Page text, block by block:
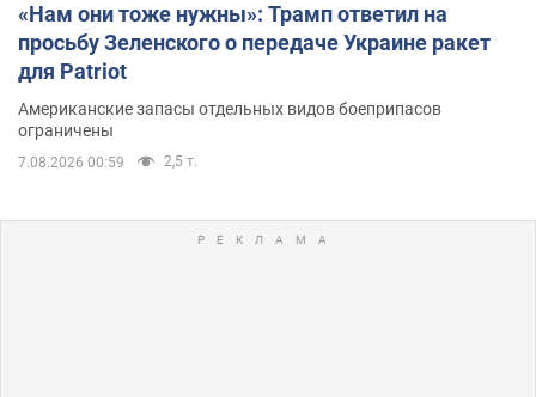
«Нам они тоже нужны»: Трамп ответил на
просьбу Зеленского о передаче Украине ракет
для Patriot
Американские запасы отдельных видов боеприпасов
ограничены
7.08.2026 00:59 2,5 т.